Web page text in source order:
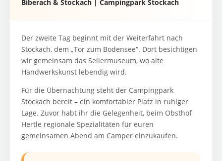
Biberach & Stockach | Campingpark Stockach
Der zweite Tag beginnt mit der Weiterfahrt nach
Stockach, dem „Tor zum Bodensee“. Dort besichtigen
wir gemeinsam das Seilermuseum, wo alte
Handwerkskunst lebendig wird.
Für die Übernachtung steht der Campingpark
Stockach bereit – ein komfortabler Platz in ruhiger
Lage. Zuvor habt ihr die Gelegenheit, beim Obsthof
Hertle regionale Spezialitäten für euren
gemeinsamen Abend am Camper einzukaufen.